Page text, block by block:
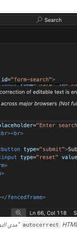
autocorrect "مدى